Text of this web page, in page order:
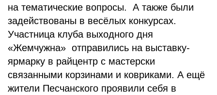
на тематические вопросы. А также были
задействованы в весёлых конкурсах.
Участница клуба выходного дня
«Жемчужна» отправились на выставку-
ярмарку в райцентр с мастерски
связанными корзинами и ковриками. А ещё
жители Песчанского проявили себя в